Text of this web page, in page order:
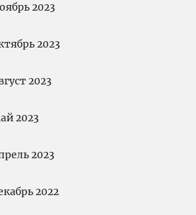
2023
2023
2023
2023
2023
2022